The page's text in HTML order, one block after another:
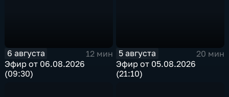
6 августа
12 мин
Эфир от 06.08.2026
(09:30)
5 августа
20 мин
Эфир от 05.08.2026
(21:10)